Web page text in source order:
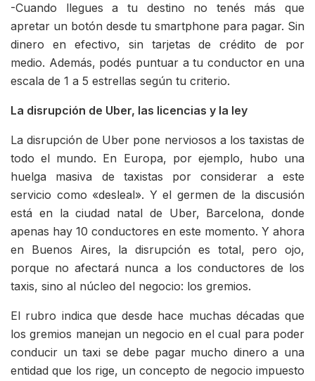
-Cuando llegues a tu destino no tenés más que
apretar un botón desde tu smartphone para pagar. Sin
dinero en efectivo, sin tarjetas de crédito de por
medio. Además, podés puntuar a tu conductor en una
escala de 1 a 5 estrellas según tu criterio.
La disrupción de Uber, las licencias y la ley
La disrupción de Uber pone nerviosos a los taxistas de
todo el mundo. En Europa, por ejemplo, hubo una
huelga masiva de taxistas por considerar a este
servicio como «desleal». Y el germen de la discusión
está en la ciudad natal de Uber, Barcelona, donde
apenas hay 10 conductores en este momento. Y ahora
en Buenos Aires, la disrupción es total, pero ojo,
porque no afectará nunca a los conductores de los
taxis, sino al núcleo del negocio: los gremios.
El rubro indica que desde hace muchas décadas que
los gremios manejan un negocio en el cual para poder
conducir un taxi se debe pagar mucho dinero a una
entidad que los rige, un concepto de negocio impuesto